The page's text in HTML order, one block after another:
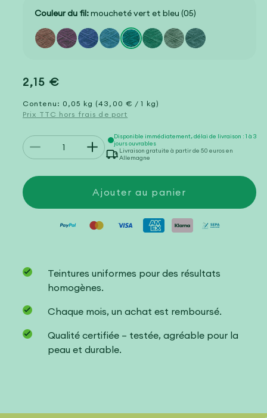
Couleur du fil:moucheté vert et bleu (05)
Prix
habituel
2,15 €
Contenu: 0,05 kg (43,00 € / 1 kg)
Prix TTC hors frais de port
Quantité
Réduire
la
de
Augmenter
la
de
Lisa
Premium
Disponible immédiatement, délai de livraison : 1 à 3
jours ouvrables
Livraison gratuite à partir de 50 euros en
Allemagne
Ajouter au panier
Teintures uniformes pour des résultats
homogènes.
Chaque mois, un achat est remboursé.
Qualité certifiée – testée, agréable pour la
peau et durable.